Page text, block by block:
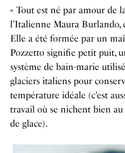
« Tout est né par amour de la
l’Italienne Maura Burlando,
Elle a été formée par un
Pozzetto signifie petit puit,
système de bain-marie
glaciers italiens pour
température idéale (c’est
travail où se nichent bien
de glace).